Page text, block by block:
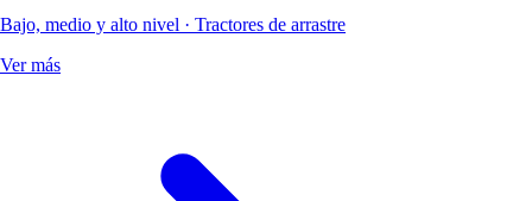
Bajo, medio y alto nivel · Tractores de arrastre
Ver más